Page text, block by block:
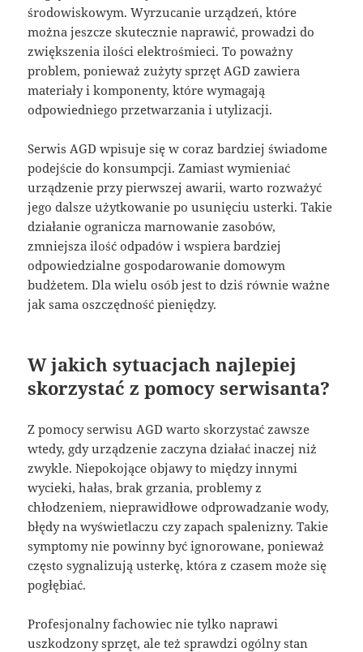
środowiskowym. Wyrzucanie urządzeń, które
można jeszcze skutecznie naprawić, prowadzi do
zwiększenia ilości elektrośmieci. To poważny
problem, ponieważ zużyty sprzęt AGD zawiera
materiały i komponenty, które wymagają
odpowiedniego przetwarzania i utylizacji.
Serwis AGD wpisuje się w coraz bardziej świadome
podejście do konsumpcji. Zamiast wymieniać
urządzenie przy pierwszej awarii, warto rozważyć
jego dalsze użytkowanie po usunięciu usterki. Takie
działanie ogranicza marnowanie zasobów,
zmniejsza ilość odpadów i wspiera bardziej
odpowiedzialne gospodarowanie domowym
budżetem. Dla wielu osób jest to dziś równie ważne
jak sama oszczędność pieniędzy.
W jakich sytuacjach najlepiej
skorzystać z pomocy serwisanta?
Z pomocy serwisu AGD warto skorzystać zawsze
wtedy, gdy urządzenie zaczyna działać inaczej niż
zwykle. Niepokojące objawy to między innymi
wycieki, hałas, brak grzania, problemy z
chłodzeniem, nieprawidłowe odprowadzanie wody,
błędy na wyświetlaczu czy zapach spalenizny. Takie
symptomy nie powinny być ignorowane, ponieważ
często sygnalizują usterkę, która z czasem może się
pogłębiać.
Profesjonalny fachowiec nie tylko naprawi
uszkodzony sprzęt, ale też sprawdzi ogólny stan